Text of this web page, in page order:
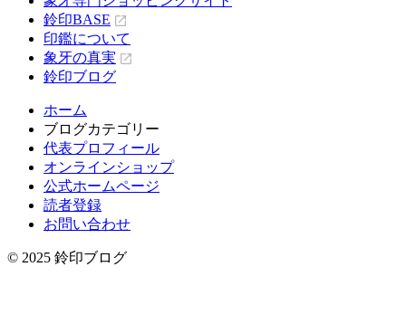
鈴印BASE
印鑑について
象牙の真実
鈴印ブログ
ホーム
ブログカテゴリー
代表プロフィール
オンラインショップ
公式ホームページ
読者登録
お問い合わせ
© 2025 鈴印ブログ